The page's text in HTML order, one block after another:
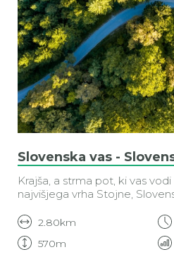
Slovenska vas -
Krajša, a strma pot, ki vas
najvišjega vrha Stojne,
2.80km
570m